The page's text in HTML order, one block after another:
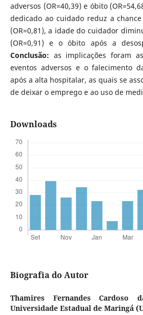
adversos (OR=40,39) e óbito
dedicado ao cuidado reduz a
(OR=0,81), a idade do cuidador
(OR=0,91) e o óbito após a
Conclusão: as implicações foram
eventos adversos e o falecimento
após a alta hospitalar, as quais se
de deixar o emprego e ao uso de
Downloads
Biografia do Autor
Thamires Fernandes Cardoso
Universidade Estadual de Maringá